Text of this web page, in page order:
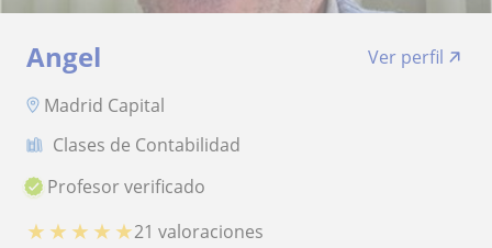
Angel
Ver perfil
Madrid Capital
Clases de Contabilidad
Profesor verificado
★ ★ ★ ★ ★21 valoraciones